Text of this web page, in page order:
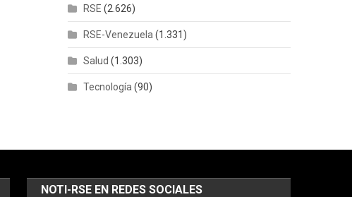
RSE (2.626)
RSE-Venezuela (1.331)
Salud (1.303)
Tecnología (90)
NOTI-RSE EN REDES SOCIALES